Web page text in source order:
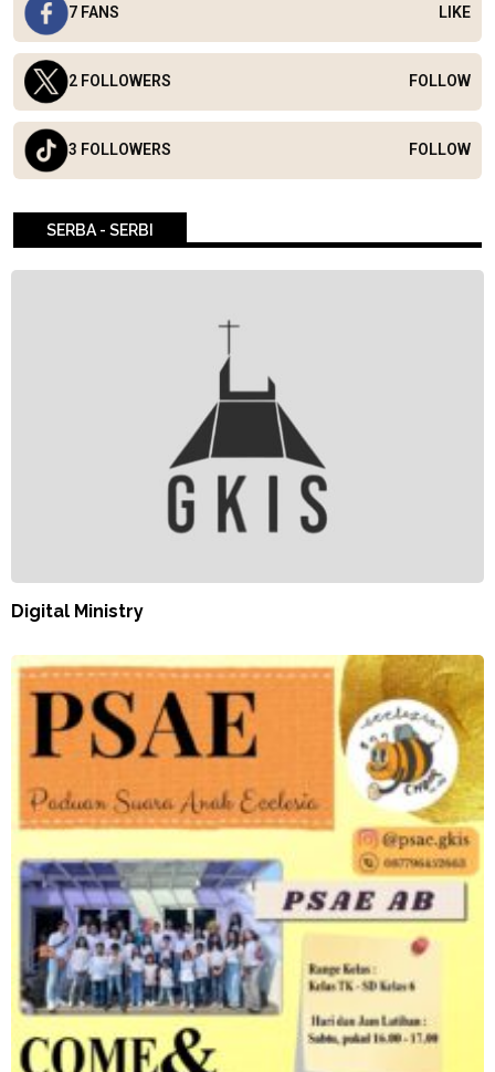
7 FANS LIKE
2 FOLLOWERS FOLLOW
3 FOLLOWERS FOLLOW
SERBA - SERBI
Digital Ministry